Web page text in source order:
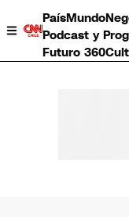
PaísMundo
Podcast y
Futuro 360